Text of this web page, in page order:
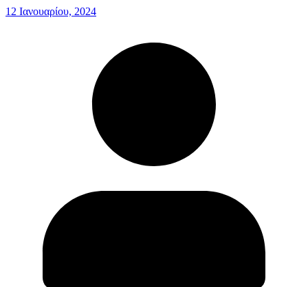
12 Ιανουαρίου, 2024